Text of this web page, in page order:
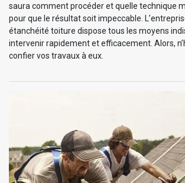
saura comment procéder et quelle technique
pour que le résultat soit impeccable.
étanchéité toiture dispose tous les moyens
intervenir rapidement et efficacement. Alors,
confier vos travaux à eux.